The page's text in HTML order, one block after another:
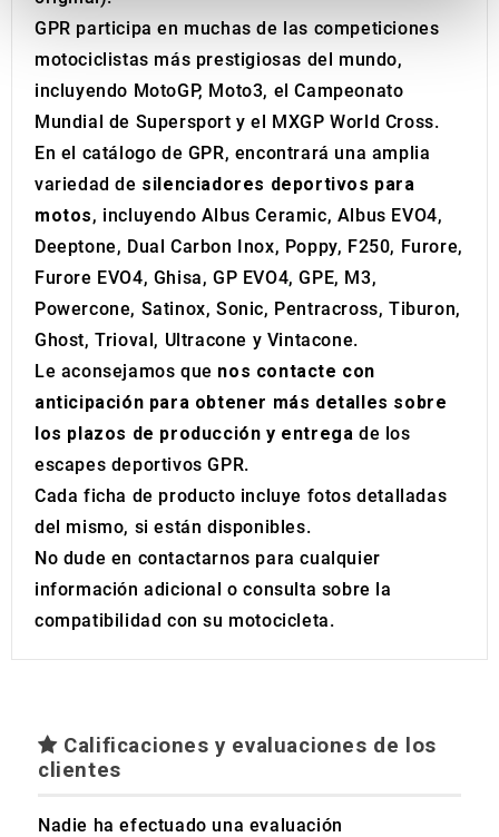
provide social media features and to analyse our traffic.
We also share information about your use of our site with
may combine it with other information that you’ve
provided to them or that they’ve collected from your use
of their services.
GPR participa en muchas de las competiciones
motociclistas más prestigiosas del mundo,
incluyendo MotoGP, Moto3, el Campeonato
Mundial de Supersport y el MXGP World Cross.
En el catálogo de GPR, encontrará una amplia
variedad de silenciadores deportivos para
motos, incluyendo Albus Ceramic, Albus EVO4,
Deeptone, Dual Carbon Inox, Poppy, F250, Furore,
Furore EVO4, Ghisa, GP EVO4, GPE, M3,
Powercone, Satinox, Sonic, Pentracross, Tiburon,
Ghost, Trioval, Ultracone y Vintacone.
Le aconsejamos que nos contacte con
anticipación para obtener más detalles sobre
los plazos de producción y entrega de los
escapes deportivos GPR.
Cada ficha de producto incluye fotos detalladas
del mismo, si están disponibles.
No dude en contactarnos para cualquier
información adicional o consulta sobre la
compatibilidad con su motocicleta.
Calificaciones y evaluaciones de los
clientes
Nadie ha efectuado una evaluación